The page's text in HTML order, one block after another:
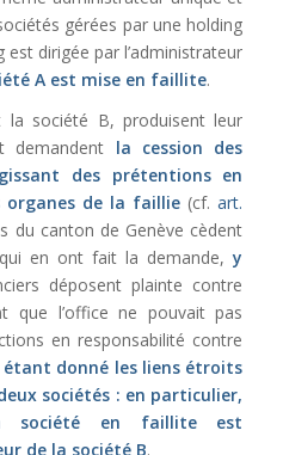
gérées par une holding
est dirigée par l’administrateur
A est mise en faillite.
la société B, produisent leur
demandent la cession des
des prétentions en
organes de la faillie (cf.art.
du canton de Genève cèdent
en ont fait la demande,y
déposent plainte contre
que l’office ne pouvait pas
en responsabilité contre
étant donné les liens étroits
sociétés : en particulier,
société en faillite est
de la société B.